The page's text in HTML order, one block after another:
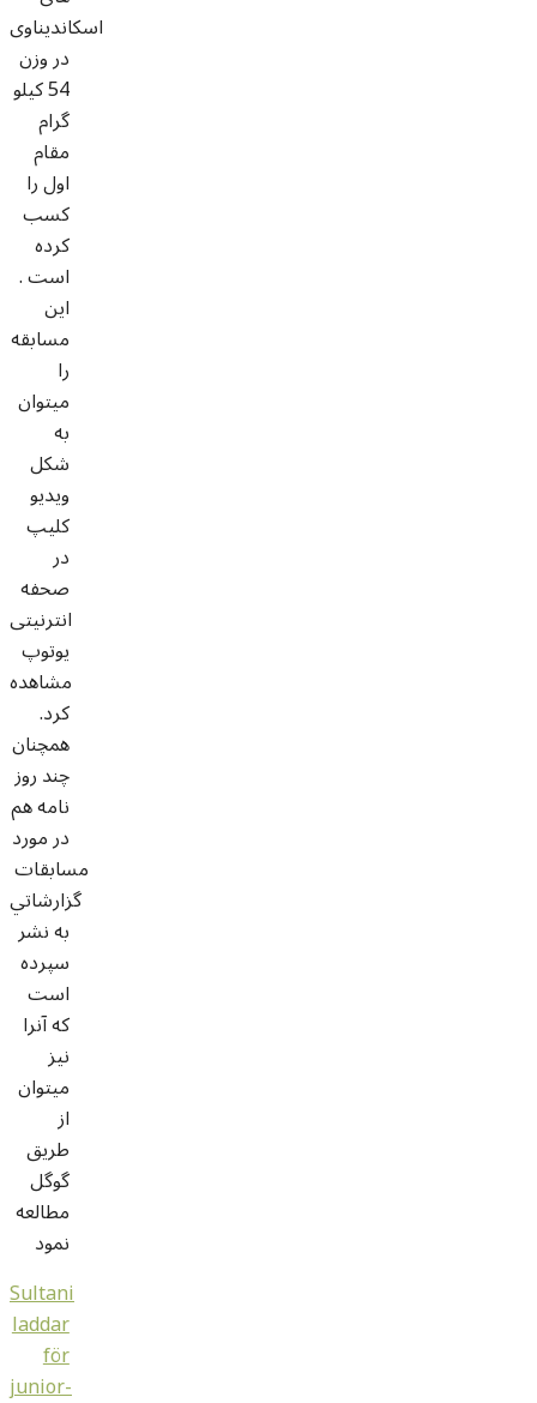
اسکاندیناوی
در وزن
54 کیلو
گرام
مقام
اول را
کسب
کرده
است .
اين
مسابقه
را
ميتوان
به
شکل
ویدیو
کليپ
در
صحفه
انترنیتی
یوتوپ
مشاهده
کرد.
همچنان
چند روز
نامه هم
در مورد
مسابقات
گزارشاتي
به نشر
سپرده
است
که آنرا
نيز
ميتوان
از
طريق
گوگل
مطالعه
نمود
Sultani
laddar
för
junior-